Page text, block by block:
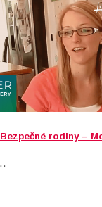
Bezpečné rodiny –